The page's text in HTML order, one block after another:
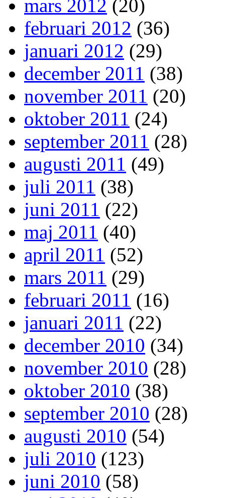
mars 2012 (20)
februari 2012 (36)
januari 2012 (29)
december 2011 (38)
november 2011 (20)
oktober 2011 (24)
september 2011 (28)
augusti 2011 (49)
juli 2011 (38)
juni 2011 (22)
maj 2011 (40)
april 2011 (52)
mars 2011 (29)
februari 2011 (16)
januari 2011 (22)
december 2010 (34)
november 2010 (28)
oktober 2010 (38)
september 2010 (28)
augusti 2010 (54)
juli 2010 (123)
juni 2010 (58)